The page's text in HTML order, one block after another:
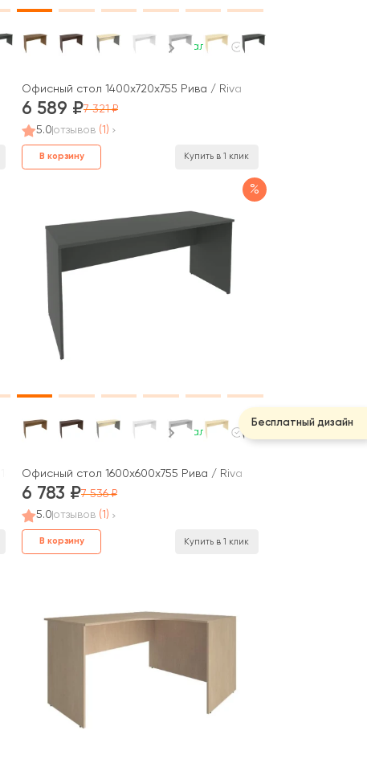
В наличии
Офисный стол 1400x720x755 Рива / Riva
6 589
7 321
5.0отзывов (1)
В корзину Купить в 1 клик
Нова С / Nova S
%
В наличии
Офисный стол 1600x600x755 Рива / Riva
6 783
7 536
5.0 отзывов (1)
В корзину Купить в 1 клик
Бесплатный дизайн